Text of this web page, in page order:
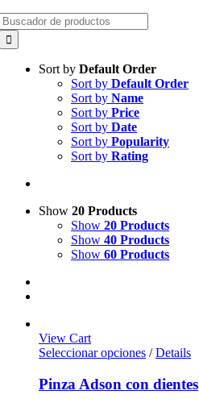
Sort by Default Order
Sort by Default Order
Sort by Name
Sort by Price
Sort by Date
Sort by Popularity
Sort by Rating
Show 20 Products
Show 20 Products
Show 40 Products
Show 60 Products
View Cart
Seleccionar opciones / Details
Pinza Adson con dientes